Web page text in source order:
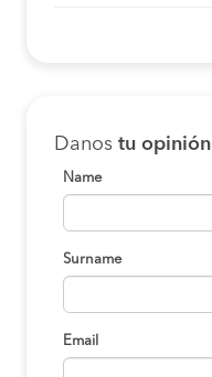
Danos tu opinión
Name
Surname
Email